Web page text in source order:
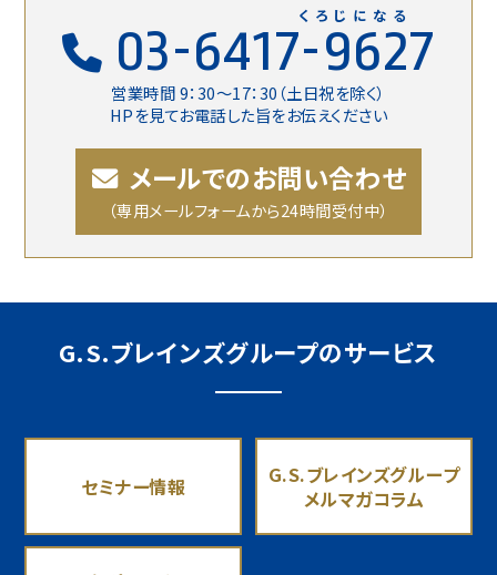
03-6417-9627
営業時間 9：30〜17：30（土日祝を除く）
HPを見てお電話した旨をお伝えください
くろじになる
メールでのお問い合わせ
（専用メールフォームから24時間受付中）
G.S.ブレインズグループのサービス
セミナー情報
G.S.ブレインズグループ
メルマガコラム